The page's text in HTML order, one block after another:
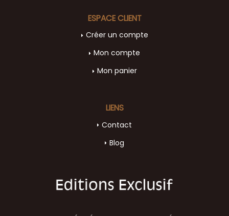
LIENS
Contact
Blog
ESPACE CLIENT
Créer un compte
Mon compte
Mon panier